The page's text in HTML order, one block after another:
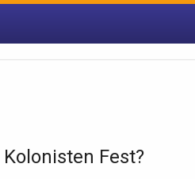
Kolonisten Fest?